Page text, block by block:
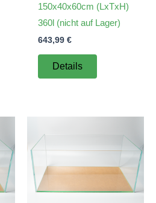
150x40x60cm (LxTxH)
360l (nicht auf Lager)
643,99 €
Details